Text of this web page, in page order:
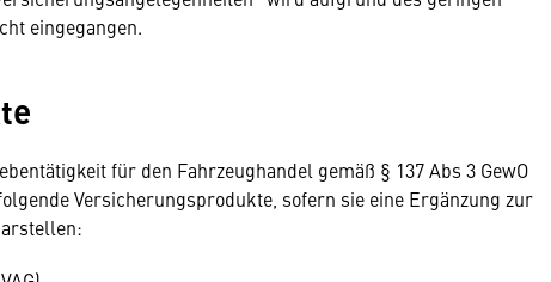
eingegangen.
für den Fahrzeughandel gemäß § 137 Abs 3 GewO
Versicherungsprodukte, sofern sie eine Ergänzung zur